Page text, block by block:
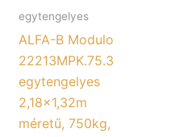
egytengelyes
ALFA-B Modulo
22213MPK.75.3
egytengelyes
2,18×1,32m
méretű, 750kg,